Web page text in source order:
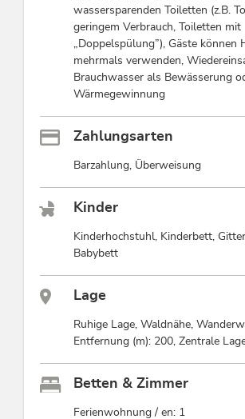
wassersparenden Toiletten (z.B.
geringem Verbrauch, Toiletten mit
„Doppelspülung”), Gäste können
mehrmals verwenden,
Brauchwasser als Bewässerung
Wärmegewinnung
Zahlungsarten
Barzahlung, Überweisung
Kinder
Kinderhochstuhl, Kinderbett,
Babybett
Lage
Ruhige Lage, Waldnähe,
Entfernung (m): 200, Zentrale
Betten & Zimmer
Ferienwohnung / en: 1